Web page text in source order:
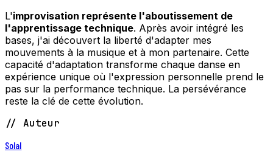
L'improvisation représente l'aboutissement de
l'apprentissage technique. Après avoir intégré les
bases, j'ai découvert la liberté d'adapter mes
mouvements à la musique et à mon partenaire. Cette
capacité d'adaptation transforme chaque danse en
expérience unique où l'expression personnelle prend le
pas sur la performance technique. La persévérance
reste la clé de cette évolution.
// Auteur
Solal